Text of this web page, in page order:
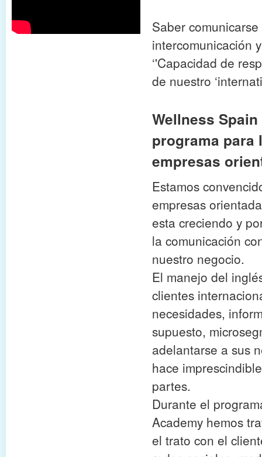
Saber
intercomunicación
‘'Capacidad de
de nuestro
Wellness
programa para
empresas
Estamos
empresas
esta creciendo y
la comunicación
nuestro negocio.
El manejo del
clientes
necesidades,
supuesto,
adelantarse a sus
hace
partes.
Durante el
Academy hemos
el trato con el